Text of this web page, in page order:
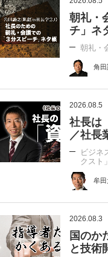
朝礼・
チ」ネ
朝礼・
角田
2026.08.5
社長は
／社長
ビジネ
クスト」
牟田
2026.08.3
国のか
と技術